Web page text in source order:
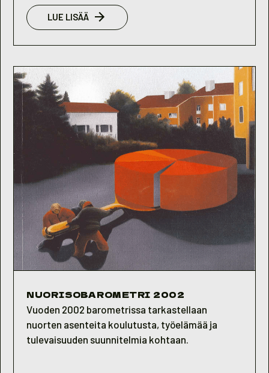
LUE LISÄÄ:
NUORISOBAROMETRI
NUORISOBAROMETRI 2002
Vuoden 2002 barometrissa tarkastellaan
nuorten asenteita koulutusta, työelämää ja
tulevaisuuden suunnitelmia kohtaan.